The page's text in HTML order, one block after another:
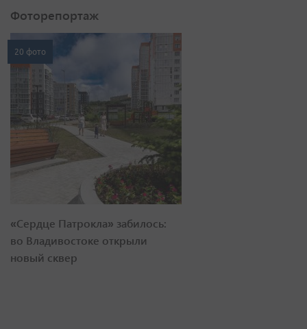
Фоторепортаж
20 фото
«Сердце Патрокла» забилось:
во Владивостоке открыли
новый сквер